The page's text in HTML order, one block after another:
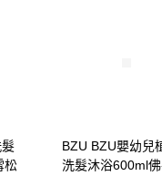
號之用戶狀況，依本公司即
松
BZU BZU嬰幼兒
洗髮沐浴600ml